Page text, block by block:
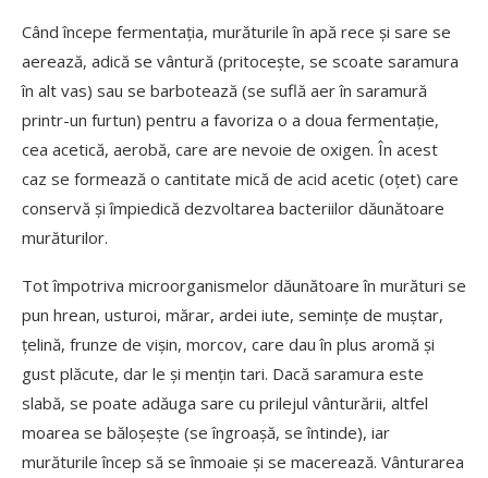
Când începe fermentația, murăturile în apă rece și sare se
aerează, adică se vântură (pritocește, se scoate saramura
în alt vas) sau se barbotează (se suflă aer în saramură
printr-un furtun) pentru a favoriza o a doua fermentație,
cea acetică, aerobă, care are nevoie de oxigen. În acest
caz se formează o cantitate mică de acid acetic (oțet) care
conservă și împiedică dezvoltarea bacteriilor dăunătoare
murăturilor.
Tot împotriva microorganismelor dăunătoare în murături se
pun hrean, usturoi, mărar, ardei iute, semințe de muștar,
țelină, frunze de vișin, morcov, care dau în plus aromă și
gust plăcute, dar le și mențin tari. Dacă saramura este
slabă, se poate adăuga sare cu prilejul vânturării, altfel
moarea se băloșește (se îngroașă, se întinde), iar
murăturile încep să se înmoaie și se macerează. Vânturarea